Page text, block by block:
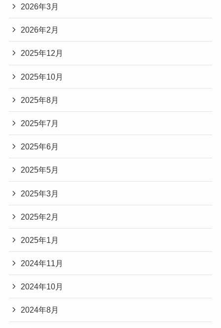
2026年3月
2026年2月
2025年12月
2025年10月
2025年8月
2025年7月
2025年6月
2025年5月
2025年3月
2025年2月
2025年1月
2024年11月
2024年10月
2024年8月